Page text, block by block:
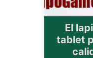
El
tablet